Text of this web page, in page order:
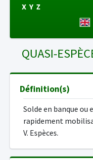
X Y Z
QUASI-
Définition(s)
Solde en banque
rapidement
V. Espèces.